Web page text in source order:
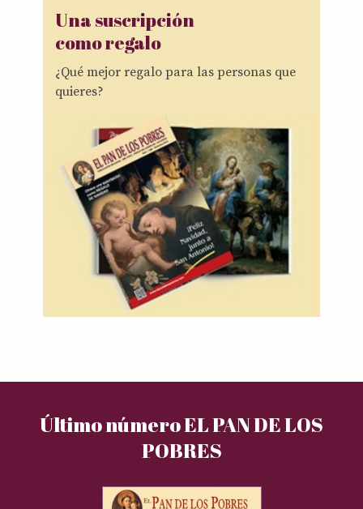
Una suscripción
como regalo
¿Qué mejor regalo para las personas que
quieres?
Último número EL PAN DE LOS
POBRES